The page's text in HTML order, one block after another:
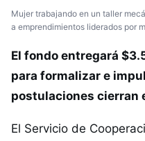
Mujer trabajando en un taller
a emprendimientos liderados por
El fondo entregará
para formalizar e
postulaciones cierran
El Servicio de